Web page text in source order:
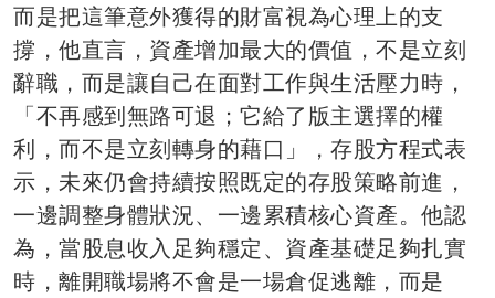
而是把這筆意外獲得的財富視為心理上的支
撐，他直言，資產增加最大的價值，不是立刻
辭職，而是讓自己在面對工作與生活壓力時，
「不再感到無路可退；它給了版主選擇的權
利，而不是立刻轉身的藉口」，存股方程式表
示，未來仍會持續按照既定的存股策略前進，
一邊調整身體狀況、一邊累積核心資產。他認
為，當股息收入足夠穩定、資產基礎足夠扎實
時，離開職場將不會是一場倉促逃離，而是